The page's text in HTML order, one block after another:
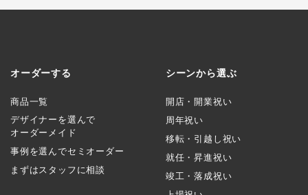
オーダーする
商品一覧
デザイナーを選んで
オーダーメイド
事例を選んでセミオーダー
まずはスタッフに相談
シーンから選ぶ
開店・開業祝い
周年祝い
移転・引越し祝い
就任・昇進祝い
竣工・落成祝い